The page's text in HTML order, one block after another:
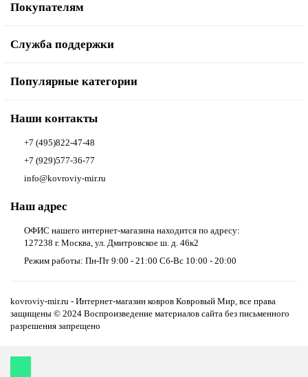
Покупателям
Служба поддержки
Популярные категории
Наши контакты
+7 (495)822-47-48
+7 (929)577-36-77
info@kovroviy-mir.ru
Наш адрес
ОФИС нашего интернет-магазина находится по адресу:
127238 г. Москва, ул. Дмитровское ш. д. 46к2
Режим работы: Пн-Пт 9:00 - 21:00 Сб-Вс 10:00 - 20:00
kovroviy-mir.ru - Интернет-магазин ковров Ковровый Мир, все права
защищены © 2024 Воспроизведение материалов сайта без письменного
разрешения запрещено